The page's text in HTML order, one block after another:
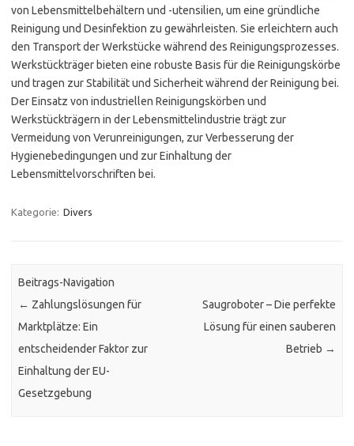
von Lebensmittelbehältern und -utensilien, um eine gründliche
Reinigung und Desinfektion zu gewährleisten. Sie erleichtern auch
den Transport der Werkstücke während des Reinigungsprozesses.
Werkstückträger bieten eine robuste Basis für die Reinigungskörbe
und tragen zur Stabilität und Sicherheit während der Reinigung bei.
Der Einsatz von industriellen Reinigungskörben und
Werkstückträgern in der Lebensmittelindustrie trägt zur
Vermeidung von Verunreinigungen, zur Verbesserung der
Hygienebedingungen und zur Einhaltung der
Lebensmittelvorschriften bei.
Kategorie: Divers
Beitrags-Navigation
← Zahlungslösungen für
Marktplätze: Ein
entscheidender Faktor zur
Einhaltung der EU-
Gesetzgebung
Saugroboter – Die perfekte
Lösung für einen sauberen
Betrieb →